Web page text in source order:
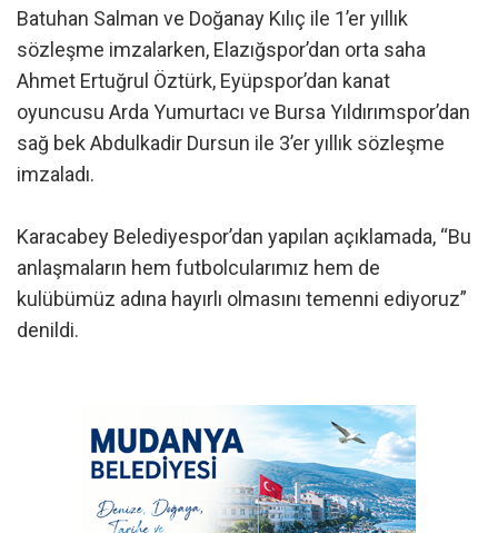
Batuhan Salman ve Doğanay Kılıç ile 1’er yıllık
sözleşme imzalarken, Elazığspor’dan orta saha
Ahmet Ertuğrul Öztürk, Eyüpspor’dan kanat
oyuncusu Arda Yumurtacı ve Bursa Yıldırımspor’dan
sağ bek Abdulkadir Dursun ile 3’er yıllık sözleşme
imzaladı.
Karacabey Belediyespor’dan yapılan açıklamada, “Bu
anlaşmaların hem futbolcularımız hem de
kulübümüz adına hayırlı olmasını temenni ediyoruz”
denildi.